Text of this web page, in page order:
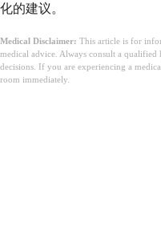
化的建议。
Medical Disclaimer: This article is for
medical advice. Always consult a
decisions. If you are experiencing a
room immediately.